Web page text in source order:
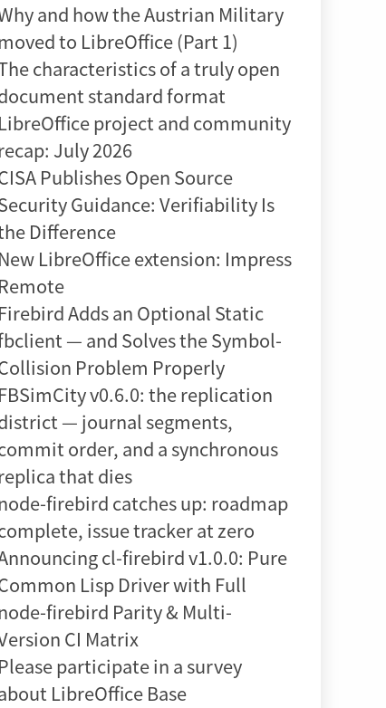
and how the Austrian Military
to LibreOffice (Part 1)
characteristics of a truly open
standard format
LibreOffice project and community
July 2026
Publishes Open Source
Guidance: Verifiability Is
Difference
New LibreOffice extension: Impress
Remote
Firebird Adds an Optional Static
— and Solves the Symbol-
Problem Properly
FBSimCity v0.6.0: the replication
— journal segments,
order, and a synchronous
that dies
firebird catches up: roadmap
issue tracker at zero
cl-firebird v1.0.0: Pure
Lisp Driver with Full
firebird Parity & Multi-
CI Matrix
Please participate in a survey
LibreOffice Base